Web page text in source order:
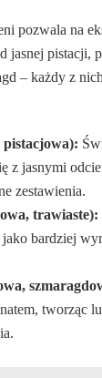
pozwala na
jasnej pistacji,
– każdy z
pistacjowa):
z jasnymi
zestawienia.
trawiaste):
bardziej
tworząc